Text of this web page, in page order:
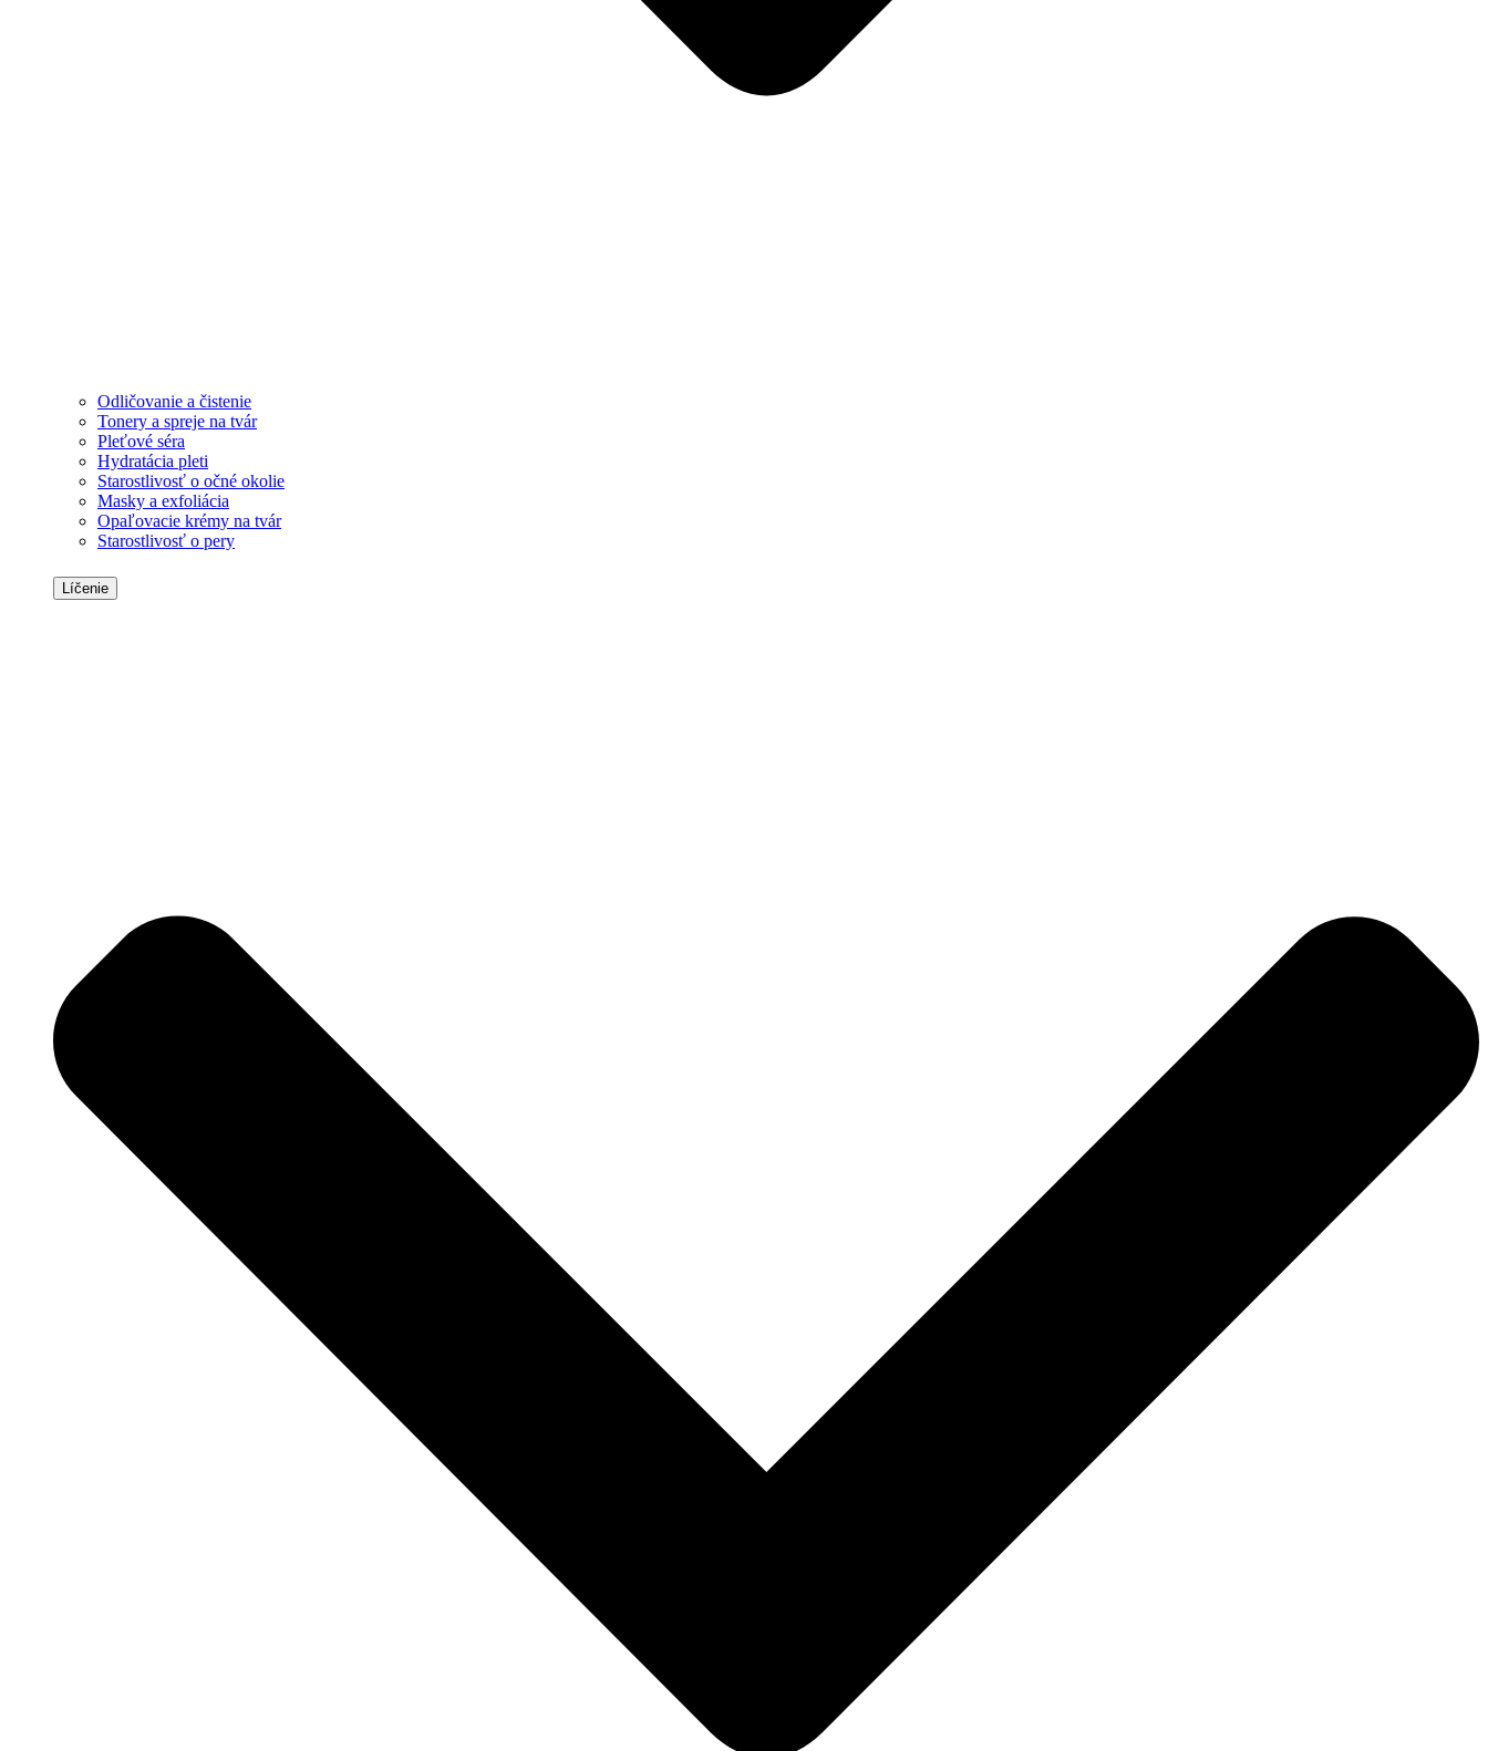
Odličovanie a čistenie
Tonery a spreje na tvár
Pleťové séra
Hydratácia pleti
Starostlivosť o očné okolie
Masky a exfoliácia
Opaľovacie krémy na tvár
Starostlivosť o pery
Líčenie